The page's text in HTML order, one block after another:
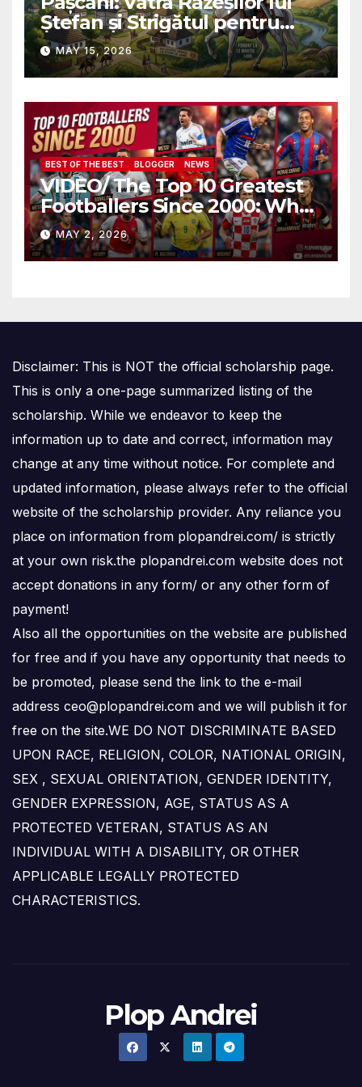
Ștefan și Strigătul pentru
Demnitate în Fața
Amalgamării
MAY 15, 2026
BEST OF THE BEST BLOGGER NEWS
VIDEO/ The Top 10 Greatest
Footballers Since 2000: Who
Is Number One
MAY 2, 2026
Disclaimer: This is NOT the official scholarship page.
This is only a one-page summarized listing of the
scholarship. While we endeavor to keep the
information up to date and correct, information may
change at any time without notice. For complete and
updated information, please always refer to the official
website of the scholarship provider. Any reliance you
place on information from plopandrei.com/ is strictly
at your own risk.the plopandrei.com website does not
accept donations in any form/ or any other form of
payment!
Also all the opportunities on the website are published
for free and if you have any opportunity that needs to
be promoted, please send the link to the e-mail
address ceo@plopandrei.com and we will publish it for
free on the site.WE DO NOT DISCRIMINATE BASED
UPON RACE, RELIGION, COLOR, NATIONAL ORIGIN,
SEX , SEXUAL ORIENTATION, GENDER IDENTITY,
GENDER EXPRESSION, AGE, STATUS AS A
PROTECTED VETERAN, STATUS AS AN
INDIVIDUAL WITH A DISABILITY, OR OTHER
APPLICABLE LEGALLY PROTECTED
CHARACTERISTICS.
Plop Andrei